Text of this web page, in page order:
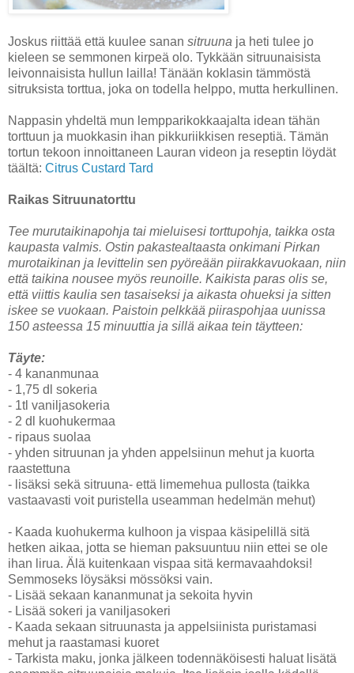
Joskus riittää että kuulee sanan sitruuna ja heti tulee jo
kieleen se semmonen kirpeä olo. Tykkään sitruunaisista
leivonnaisista hullun lailla! Tänään koklasin tämmöstä
sitruksista torttua, joka on todella helppo, mutta herkullinen.
Nappasin yhdeltä mun lempparikokkaajalta idean tähän
torttuun ja muokkasin ihan pikkuriikkisen reseptiä. Tämän
tortun tekoon innoittaneen Lauran videon ja reseptin löydät
täältä: Citrus Custard Tard
Raikas Sitruunatorttu
Tee murutaikinapohja tai mieluisesi torttupohja, taikka osta
kaupasta valmis. Ostin pakastealtaasta onkimani Pirkan
murotaikinan ja levittelin sen pyöreään piirakkavuokaan, niin
että taikina nousee myös reunoille. Kaikista paras olis se,
että viittis kaulia sen tasaiseksi ja aikasta ohueksi ja sitten
iskee se vuokaan. Paistoin pelkkää piiraspohjaa uunissa
150 asteessa 15 minuuttia ja sillä aikaa tein täytteen:
Täyte:
- 4 kananmunaa
- 1,75 dl sokeria
- 1tl vaniljasokeria
- 2 dl kuohukermaa
- ripaus suolaa
- yhden sitruunan ja yhden appelsiinun mehut ja kuorta
raastettuna
- lisäksi sekä sitruuna- että limemehua pullosta (taikka
vastaavasti voit puristella useamman hedelmän mehut)
- Kaada kuohukerma kulhoon ja vispaa käsipelillä sitä
hetken aikaa, jotta se hieman paksuuntuu niin ettei se ole
ihan lirua. Älä kuitenkaan vispaa sitä kermavaahdoksi!
Semmoseks löysäksi mössöksi vain.
- Lisää sekaan kananmunat ja sekoita hyvin
- Lisää sokeri ja vaniljasokeri
- Kaada sekaan sitruunasta ja appelsiinista puristamasi
mehut ja raastamasi kuoret
- Tarkista maku, jonka jälkeen todennäköisesti haluat lisätä